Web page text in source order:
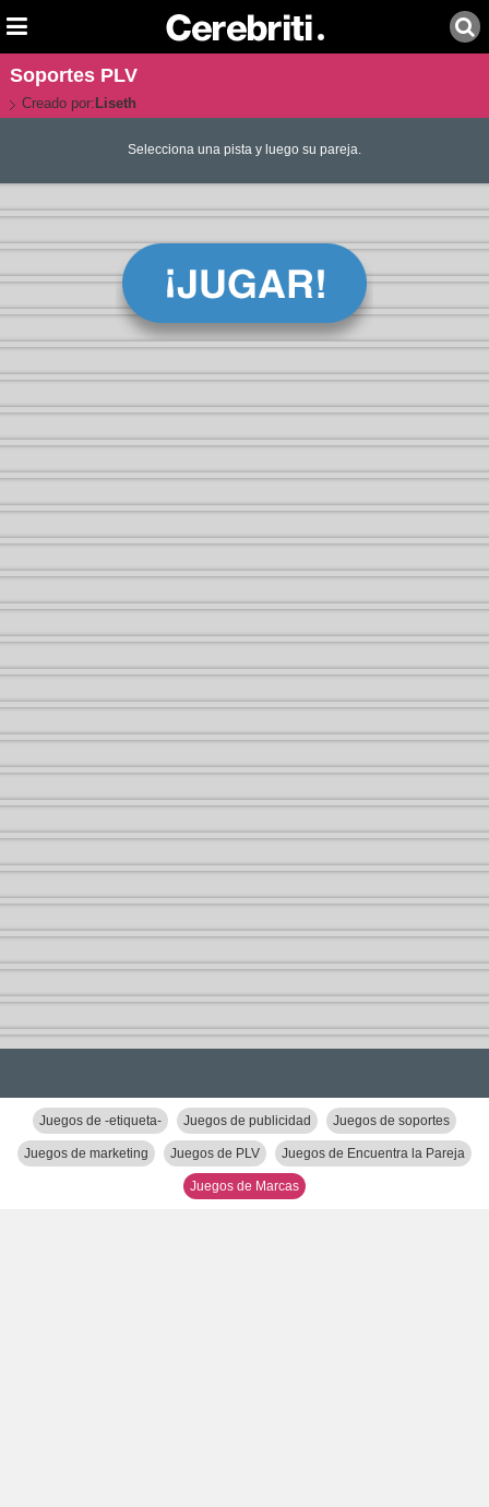
Soportes PLV
Creado por: Liseth
Selecciona una pista y luego su pareja.
Juegos de -etiqueta- Juegos de publicidad Juegos de soportes
Juegos de marketing Juegos de PLV Juegos de Encuentra la Pareja
Juegos de Marcas